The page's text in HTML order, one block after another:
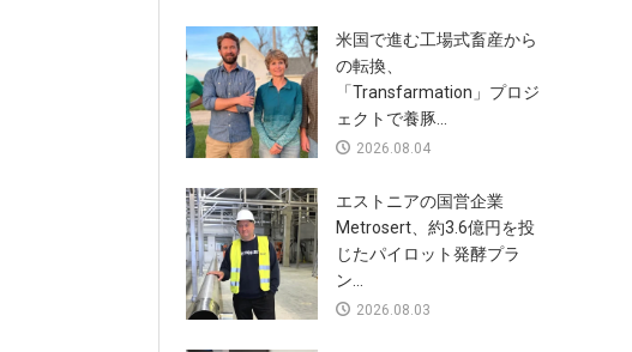
米国で進む工場式畜産から
の転換、
「Transfarmation」プロジ
ェクトで養豚...
2026.08.04
エストニアの国営企業
Metrosert、約3.6億円を投
じたパイロット発酵プラ
ン...
2026.08.03